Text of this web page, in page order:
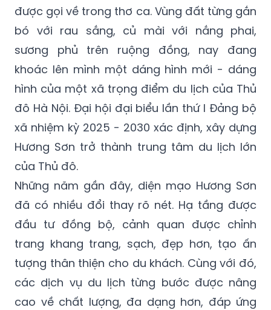
được gọi về trong thơ ca. Vùng đất từng gắn
bó với rau sắng, củ mài với nắng phai,
sương phủ trên ruộng đồng, nay đang
khoác lên mình một dáng hình mới - dáng
hình của một xã trọng điểm du lịch của Thủ
đô Hà Nội. Đại hội đại biểu lần thứ I Đảng bộ
xã nhiệm kỳ 2025 - 2030 xác định, xây dựng
Hương Sơn trở thành trung tâm du lịch lớn
của Thủ đô.
Những năm gần đây, diện mạo Hương Sơn
đã có nhiều đổi thay rõ nét. Hạ tầng được
đầu tư đồng bộ, cảnh quan được chỉnh
trang khang trang, sạch, đẹp hơn, tạo ấn
tượng thân thiện cho du khách. Cùng với đó,
các dịch vụ du lịch từng bước được nâng
cao về chất lượng, đa dạng hơn, đáp ứng